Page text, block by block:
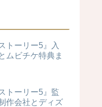
トーリー5』入
ムビチケ特典ま
トーリー5』監
作会社とディズ